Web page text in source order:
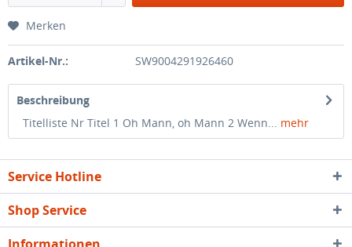
Merken
Artikel-Nr.: SW9004291926460
Beschreibung
Titelliste Nr Titel 1 Oh Mann, oh Mann 2 Wenn... mehr
Service Hotline
Shop Service